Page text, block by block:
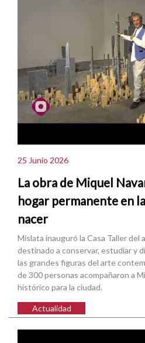
25 Junio 2026
La obra de Miquel
hogar permanente en
nacer
Mislata inauguró la Casa Taller del
destinado a conservar, estudiar y
las grandes figuras del arte
de 300 personas acompañaron a
histórico para la ciudad.
Actualidad